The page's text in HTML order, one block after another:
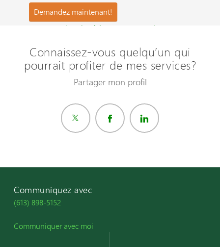
Questions les plus fréquemment posées ?
Connaissez-vous quelqu’un qui
pourrait profiter de mes services?
Partager mon profil
Communiquez avec
(613) 898-5152
Communiquer avec moi